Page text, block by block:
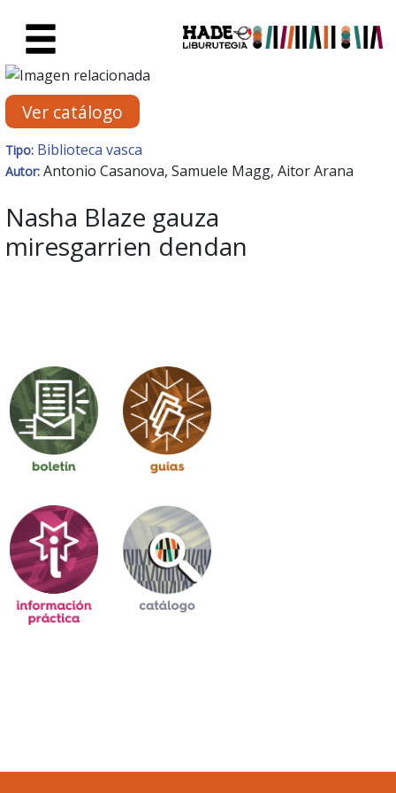
Ficha de Novedades -
Ver catálogo
Tipo: Biblioteca vasca
Autor: Antonio Casanova, Samuele Magg, Aitor Arana
Nasha Blaze gauza
miresgarrien dendan